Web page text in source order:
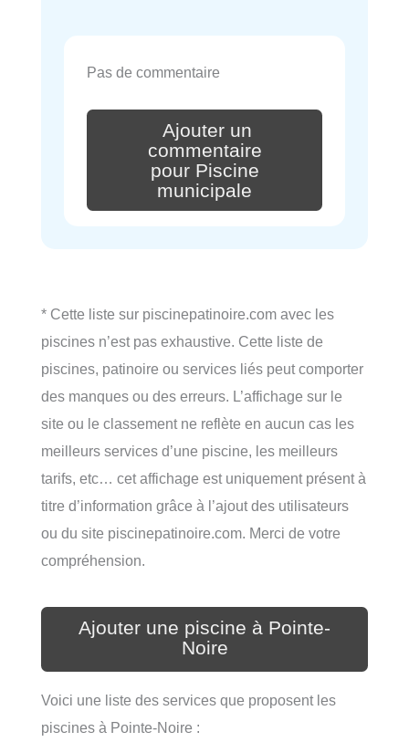
Pas de commentaire
Ajouter un
commentaire
pour Piscine
municipale
* Cette liste sur piscinepatinoire.com avec les
piscines n’est pas exhaustive. Cette liste de
piscines, patinoire ou services liés peut comporter
des manques ou des erreurs. L’affichage sur le
site ou le classement ne reflète en aucun cas les
meilleurs services d’une piscine, les meilleurs
tarifs, etc… cet affichage est uniquement présent à
titre d’information grâce à l’ajout des utilisateurs
ou du site piscinepatinoire.com. Merci de votre
compréhension.
Ajouter une piscine à Pointe-
Noire
Voici une liste des services que proposent les
piscines à Pointe-Noire :